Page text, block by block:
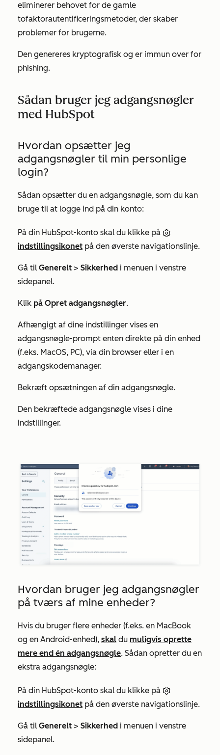
eliminerer behovet for de gamle
tofaktorautentificeringsmetoder, der skaber
problemer for brugerne.
Den genereres kryptografisk og er immun over for
phishing.
Sådan bruger jeg adgangsnøgler
med HubSpot
Hvordan opsætter jeg
adgangsnøgler til min personlige
login?
Sådan opsætter du en adgangsnøgle, som du kan
bruge til at logge ind på din konto:
På din HubSpot-konto skal du klikke på
indstillingsikonet på den øverste navigationslinje.
Gå til Generelt > Sikkerhed i menuen i venstre
sidepanel.
Klik på Opret adgangsnøgler.
Afhængigt af dine indstillinger vises en
adgangsnøgle-prompt enten direkte på din enhed
(f.eks. MacOS, PC), via din browser eller i en
adgangskodemanager.
Bekræft opsætningen af din adgangsnøgle.
Den bekræftede adgangsnøgle vises i dine
indstillinger.
Hvordan bruger jeg adgangsnøgler
på tværs af mine enheder?
Hvis du bruger flere enheder (f.eks. en MacBook
og en Android-enhed), skal du muligvis oprette
mere end én adgangsnøgle. Sådan opretter du en
ekstra adgangsnøgle:
På din HubSpot-konto skal du klikke på
indstillingsikonet på den øverste navigationslinje.
Gå til Generelt > Sikkerhed i menuen i venstre
sidepanel.